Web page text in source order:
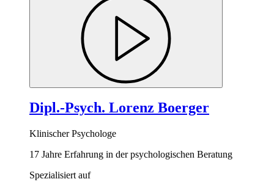
Dipl.-Psych. Lorenz Boerger
Klinischer Psychologe
17 Jahre Erfahrung in der psychologischen Beratung
Spezialisiert auf